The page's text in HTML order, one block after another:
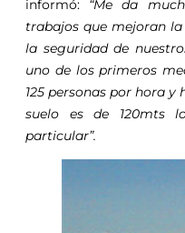
informó: “Me da
trabajos que mejoran
la seguridad de
uno de los primeros
125 personas por hora
suelo es de 120mts
particular”.